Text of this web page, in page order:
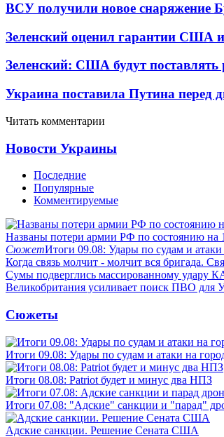
ВСУ получили новое снаряжение
Зеленский оценил гарантии США и
Зеленский: США будут
Украина поставила Путина
Читать комментарии
Новости Украины
Последние
Популярные
Комментируемые
Названы потери армии РФ по состоянию на
СюжетИтоги 09.08: Удары по судам и атаки
Когда связь молчит - молчит вся бригада.
Сумы подверглись массированному удару
Великобритания усиливает поиск ПВО для
Сюжеты
Итоги 09.08: Удары по судам и атаки на
Итоги 08.08: Patriot будет и минус два НПЗ
Итоги 07.08: "Адские" санкции и "парад"
Адские санкции. Решение Сената США